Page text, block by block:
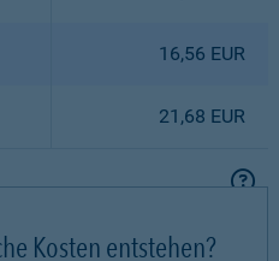
16,56 EUR
21,68 EUR
Kosten entstehen?